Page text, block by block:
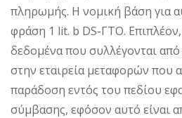
πληρωμής. Η νομική βάση για
φράση 1 lit. b DS-ΓΤΟ.
δεδομένα που συλλέγονται από
στην εταιρεία μεταφορών που
παράδοση εντός του πεδίου
σύμβασης, εφόσον αυτό είναι